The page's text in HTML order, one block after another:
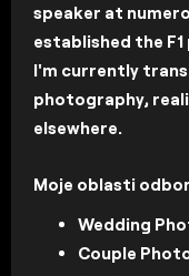
speaker at
established the
I'm currently
photography,
elsewhere.
Moje oblasti
Wedding
Couple